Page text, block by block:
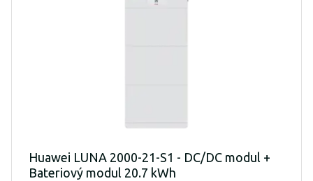
Huawei LUNA 2000-21-S1 - DC/DC modul +
Bateriový modul 20.7 kWh